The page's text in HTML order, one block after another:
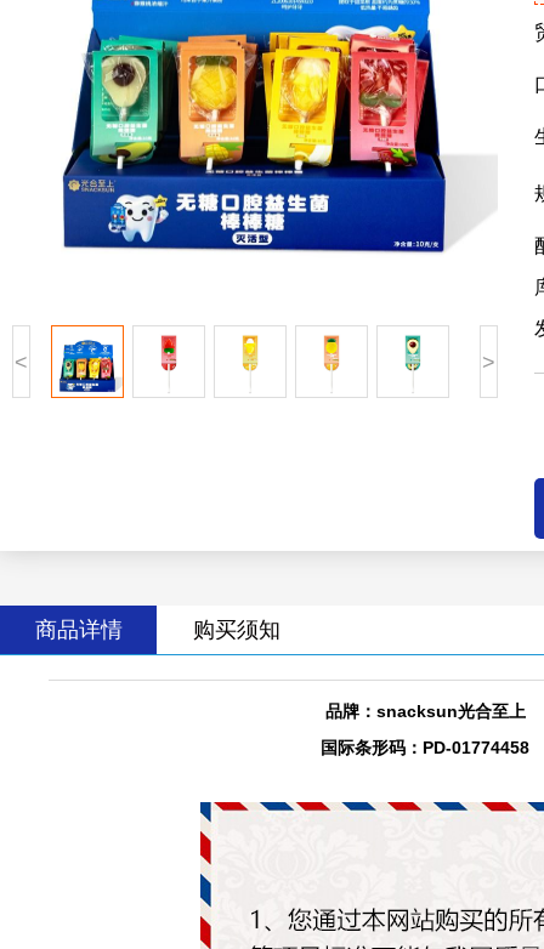
< >
商品详情 购买须知
品牌：snacksun光合至上
国际条形码：PD-01774458